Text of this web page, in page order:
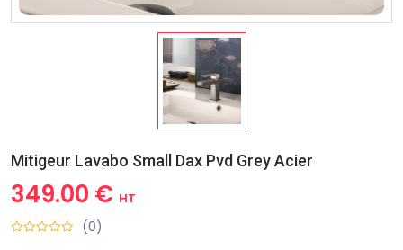
Mitigeur Lavabo Small Dax Pvd Grey Acier
349.00 € HT
(0)